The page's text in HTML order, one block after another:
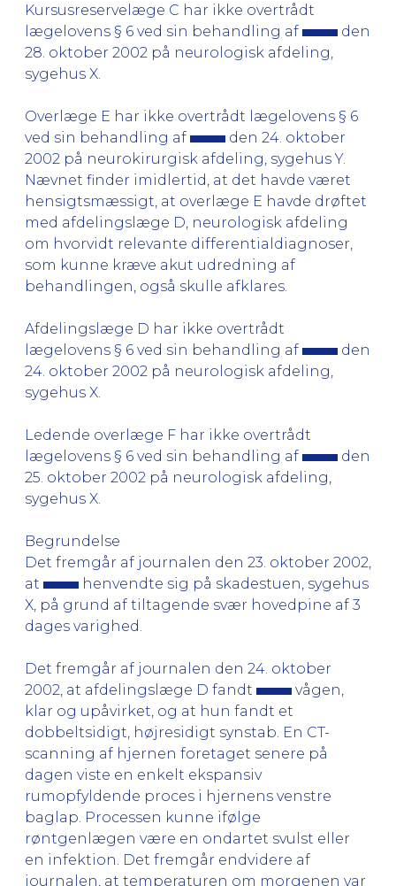
Kursusreservelæge C har ikke overtrådt
lægelovens § 6 ved sin behandling af
den
28. oktober 2002 på neurologisk afdeling,
sygehus X.
Overlæge E har ikke overtrådt lægelovens § 6
ved sin behandling af
den 24. oktober
2002 på neurokirurgisk afdeling, sygehus Y.
Nævnet finder imidlertid, at det havde været
hensigtsmæssigt, at overlæge E havde drøftet
med afdelingslæge D, neurologisk afdeling
om hvorvidt relevante differentialdiagnoser,
som kunne kræve akut udredning af
behandlingen, også skulle afklares.
Afdelingslæge D har ikke overtrådt
lægelovens § 6 ved sin behandling af
den
24. oktober 2002 på neurologisk afdeling,
sygehus X.
Ledende overlæge F har ikke overtrådt
lægelovens § 6 ved sin behandling af
den
25. oktober 2002 på neurologisk afdeling,
sygehus X.
Begrundelse
Det fremgår af journalen den 23. oktober 2002,
at
henvendte sig på skadestuen, sygehus
X, på grund af tiltagende svær hovedpine af 3
dages varighed.
Det fremgår af journalen den 24. oktober
2002, at afdelingslæge D fandt
vågen,
klar og upåvirket, og at hun fandt et
dobbeltsidigt, højresidigt synstab. En CT-
scanning af hjernen foretaget senere på
dagen viste en enkelt ekspansiv
rumopfyldende proces i hjernens venstre
baglap. Processen kunne ifølge
røntgenlægen være en ondartet svulst eller
en infektion. Det fremgår endvidere af
journalen, at temperaturen om morgenen var